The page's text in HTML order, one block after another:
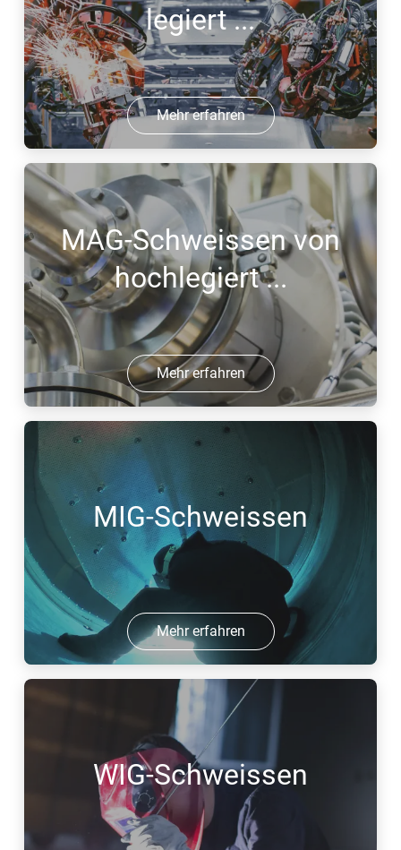
legiert ...
Mehr erfahren
MAG-Schweissen von
hochlegiert ...
Mehr erfahren
MIG-Schweissen
Mehr erfahren
WIG-Schweissen